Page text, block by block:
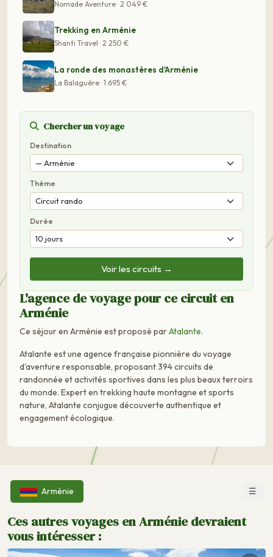
Nomade Aventure · 2 049 €
Trekking en Arménie
Shanti Travel · 2 250 €
La ronde des monastères d'Arménie
La Balaguère · 1 695 €
Chercher un voyage
Destination
Thème
Durée
Voir les circuits →
L'agence de voyage pour ce circuit en
Arménie
Ce séjour en Arménie est proposé parAtalante.
Atalante est une agence française pionnière du voyage
d'aventure responsable, proposant 394 circuits de
randonnée et activités sportives dans les plus beaux terroirs
du monde. Expert en trekking haute montagne et sports
nature, Atalante conjugue découverte authentique et
engagement écologique.
Arménie ☰
Ces autres voyages en Arménie devraient
vous intéresser :